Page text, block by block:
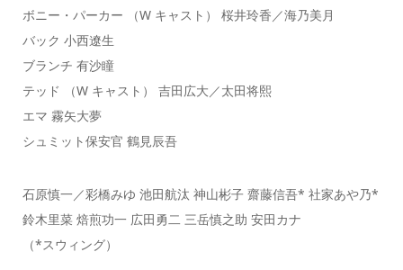
ボニー・パーカー （W キャスト） 桜井玲香／海乃美月
バック 小西遼生
ブランチ 有沙瞳
テッド （W キャスト） 吉田広大／太田将熙
エマ 霧矢大夢
シュミット保安官 鶴見辰吾
石原慎一／彩橋みゆ 池田航汰 神山彬子 齋藤信吾* 社家あや乃*
鈴木里菜 焙煎功一 広田勇二 三岳慎之助 安田カナ
（*スウィング）